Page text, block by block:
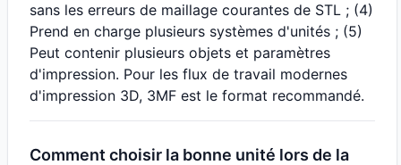
sans les erreurs de maillage courantes de STL ; (4)
Prend en charge plusieurs systèmes d'unités ; (5)
Peut contenir plusieurs objets et paramètres
d'impression. Pour les flux de travail modernes
d'impression 3D, 3MF est le format recommandé.
Comment choisir la bonne unité lors de la